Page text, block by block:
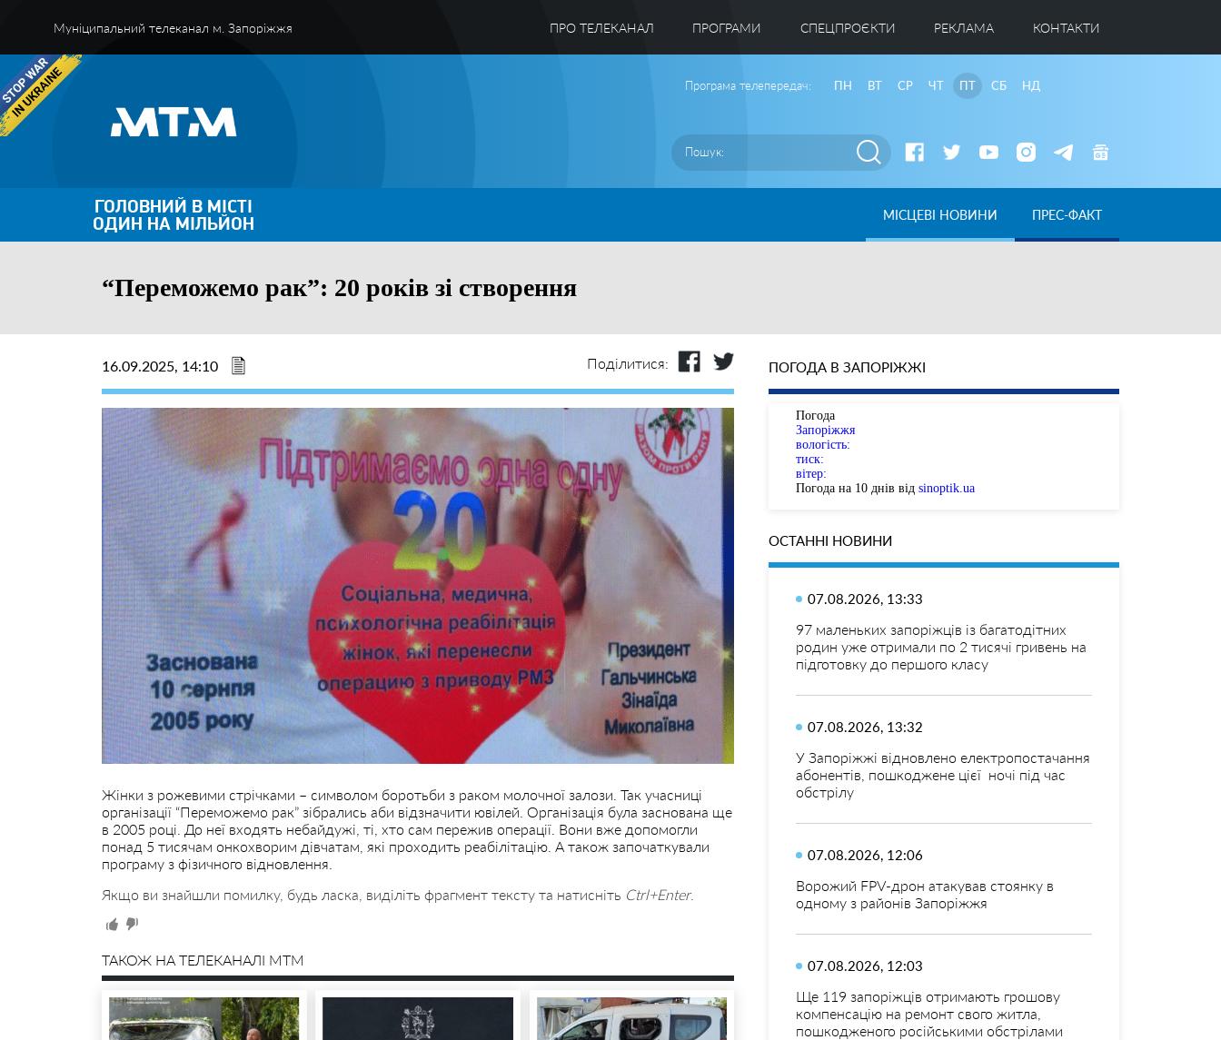
Муніципальний телеканал м. Запоріжжя ПРО ТЕЛЕКАНАЛ ПРОГРАМИ CПЕЦПРОЄКТИ РЕКЛАМА КОНТАКТИ
Програма телепередач: ПН ВТ СР ЧТ ПТ СБ НД
ГОЛОВНИЙ В МІСТІ
ОДИН НА МІЛЬЙОН МІСЦЕВІ НОВИНИ ПРЕС-ФАКТ
“Переможемо рак”: 20 років зі створення
16.09.2025, 14:10 Поділитися:
Жінки з рожевими стрічками – символом боротьби з раком молочної залози. Так учасниці
організації “Переможемо рак” зібрались аби відзначити ювілей. Організація була заснована ще
в 2005 році. До неї входять небайдужі, ті, хто сам пережив операції. Вони вже допомогли
понад 5 тисячам онкохворим дівчатам, які проходить реабілітацію. А також започаткували
програму з фізичного відновлення.
Якщо ви знайшли помилку, будь ласка, виділіть фрагмент тексту та натисніть Ctrl+Enter.
ТАКОЖ НА ТЕЛЕКАНАЛІ MTM
ПОГОДА В ЗАПОРІЖЖІ
Погода
Запоріжжя
вологість:
тиск:
вітер:
Погода на 10 днів від sinoptik.ua
ОСТАННІ НОВИНИ
07.08.2026, 13:33
97 маленьких запоріжців із багатодітних
родин уже отримали по 2 тисячі гривень на
підготовку до першого класу
07.08.2026, 13:32
У Запоріжжі відновлено електропостачання
абонентів, пошкоджене цієї ночі під час
обстрілу
07.08.2026, 12:06
Ворожий FPV-дрон атакував стоянку в
одному з районів Запоріжжя
07.08.2026, 12:03
Ще 119 запоріжців отримають грошову
компенсацію на ремонт свого житла,
пошкодженого російськими обстрілами